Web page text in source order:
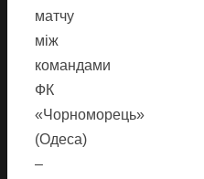
матчу
між
командами
ФК
«Чорноморець»
(Одеса)
–